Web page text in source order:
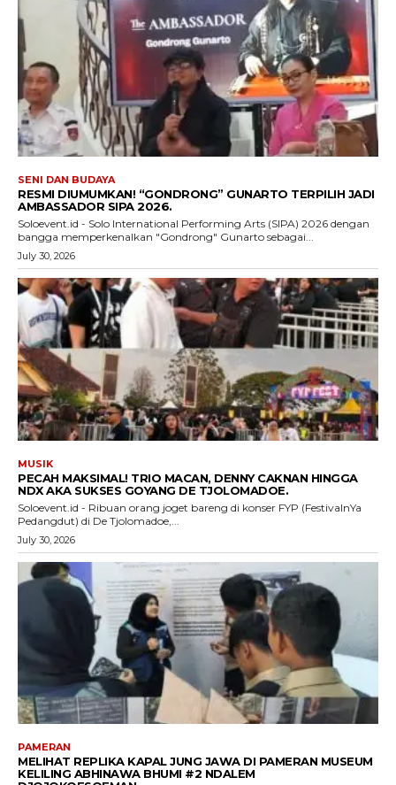
SENI DAN BUDAYA
RESMI DIUMUMKAN! “GONDRONG” GUNARTO TERPILIH JADI
AMBASSADOR SIPA 2026.
Soloevent.id - Solo International Performing Arts (SIPA) 2026 dengan
bangga memperkenalkan "Gondrong" Gunarto sebagai...
July 30, 2026
MUSIK
PECAH MAKSIMAL! TRIO MACAN, DENNY CAKNAN HINGGA
NDX AKA SUKSES GOYANG DE TJOLOMADOE.
Soloevent.id - Ribuan orang joget bareng di konser FYP (FestivalnYa
Pedangdut) di De Tjolomadoe,...
July 30, 2026
PAMERAN
MELIHAT REPLIKA KAPAL JUNG JAWA DI PAMERAN MUSEUM
KELILING ABHINAWA BHUMI #2 NDALEM